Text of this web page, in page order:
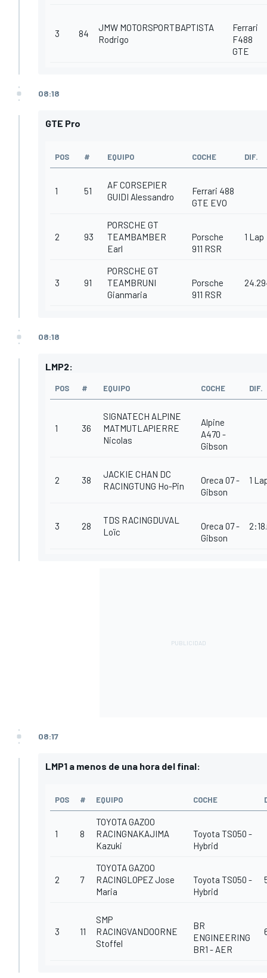
3 84
JMW MOTORSPORTBAPTISTA
Rodrigo
Ferrari
F488
GTE
08:18
GTE Pro
POS # EQUIPO COCHE DIF.
1 51
AF CORSEPIER
GUIDI Alessandro
Ferrari 488
GTE EVO
2 93
PORSCHE GT
TEAMBAMBER
Earl
Porsche
911 RSR
1 Lap
3 91
PORSCHE GT
TEAMBRUNI
Gianmaria
Porsche
911 RSR
08:18
LMP2:
POS # EQUIPO COCHE DIF.
1 36
SIGNATECH ALPINE
MATMUTLAPIERRE
Nicolas
Alpine
A470 -
Gibson
2 38
JACKIE CHAN DC
RACINGTUNG Ho-Pin
Oreca 07 -
Gibson
1
3 28
TDS RACINGDUVAL
Loïc
Oreca 07 -
Gibson
08:17
LMP1 a menos de una hora del final:
POS # EQUIPO COCHE
1 8
TOYOTA GAZOO
RACINGNAKAJIMA
Kazuki
Toyota TS050 -
Hybrid
2 7
TOYOTA GAZOO
RACINGLOPEZ Jose
Maria
Toyota TS050 -
Hybrid
3 11
SMP
RACINGVANDOORNE
Stoffel
BR
ENGINEERING
BR1 - AER